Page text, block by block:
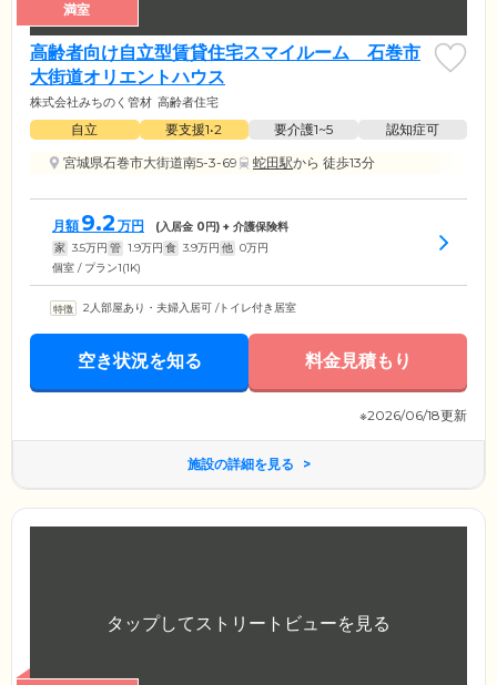
満室
高齢者向け自立型賃貸住宅スマイルーム 石巻市
大街道オリエントハウス
株式会社みちのく管材 高齢者住宅
自立 要支援1•2 要介護1~5
認知症可
宮城県石巻市大街道南5-3-69
蛇田駅から 徒歩13分
月額 9.2 万円 (入居金 0円) + 介護保険料
家 3.5万円 管 1.9万円 食 3.9万円 他 0万円
個室 / プラン1(1K)
2人部屋あり・夫婦入居可 /トイレ付き居室
空き状況を知る 料金見積もり
※2026/06/18更新
施設の詳細を見る